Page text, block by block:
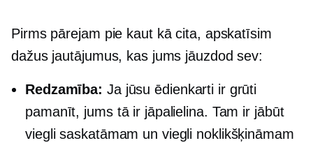
Pirms pārejam pie kaut kā cita, apskatīsim
dažus jautājumus, kas jums jāuzdod sev:
Redzamība: Ja jūsu ēdienkarti ir grūti
pamanīt, jums tā ir jāpalielina. Tam ir jābūt
viegli saskatāmam un viegli noklikšķināmam